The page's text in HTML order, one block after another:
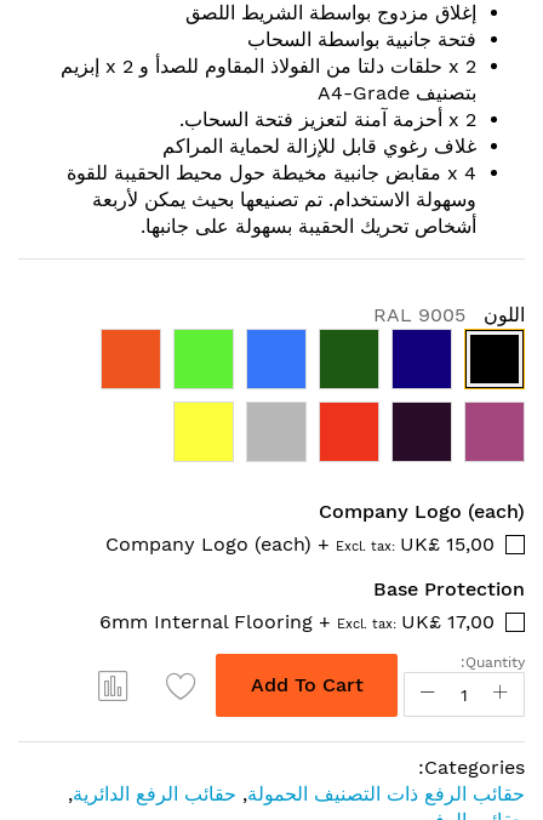
the
images
gallery
إغلاق مزدوج بواسطة الشريط اللصق
فتحة جانبية بواسطة السحاب
2 x حلقات دلتا من الفولاذ المقاوم للصدأ و 2 x إبزيم
بتصنيف A4-Grade
2 x أحزمة آمنة لتعزيز فتحة السحاب.
غلاف رغوي قابل للإزالة لحماية المراكم
4 x مقابض جانبية مخيطة حول محيط الحقيبة للقوة
وسهولة الاستخدام. تم تصنيعها بحيث يمكن لأربعة
أشخاص تحريك الحقيبة بسهولة على جانبها.
اللون RAL 9005
Company Logo (each)
Company Logo (each) +
UK£ 15,00
Base Protection
6mm Internal Flooring + UK£ 17,00
Quantity:
Add To Cart
Categories:
حقائب الرفع ذات التصنيف الحمولة, حقائب الرفع الدائرية,